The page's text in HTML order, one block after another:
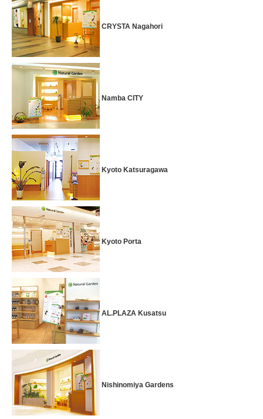
CRYSTA Nagahori
Namba CITY
Kyoto Katsuragawa
Kyoto Porta
AL.PLAZA Kusatsu
Nishinomiya Gardens